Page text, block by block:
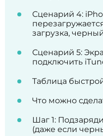
Сценарий 4:
загрузка,
Сценарий 5:
подключить
Таблица
Что можно
Шаг 1:
(даже если